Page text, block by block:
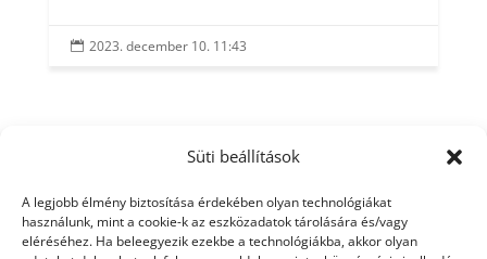
Süti beállítások
A legjobb élmény biztosítása érdekében olyan technológiákat
használunk, mint a cookie-k az eszközadatok tárolására és/vagy
eléréséhez. Ha beleegyezik ezekbe a technológiákba, akkor olyan
 2023. december 10. 11:43